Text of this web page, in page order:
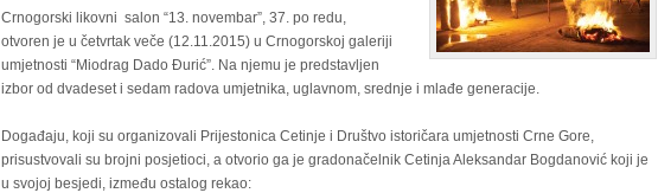
Crnogorski likovni salon “13. novembar”, 37. po redu,
otvoren je u četvrtak veče (12.11.2015) u Crnogorskoj galeriji
umjetnosti “Miodrag Dado Đurić”. Na njemu je predstavljen
izbor od dvadeset i sedam radova umjetnika, uglavnom, srednje i mlađe generacije.
Događaju, koji su organizovali Prijestonica Cetinje i Društvo istoričara umjetnosti Crne Gore,
prisustvovali su brojni posjetioci, a otvorio ga je gradonačelnik Cetinja Aleksandar Bogdanović koji je
u svojoj besjedi, između ostalog rekao: